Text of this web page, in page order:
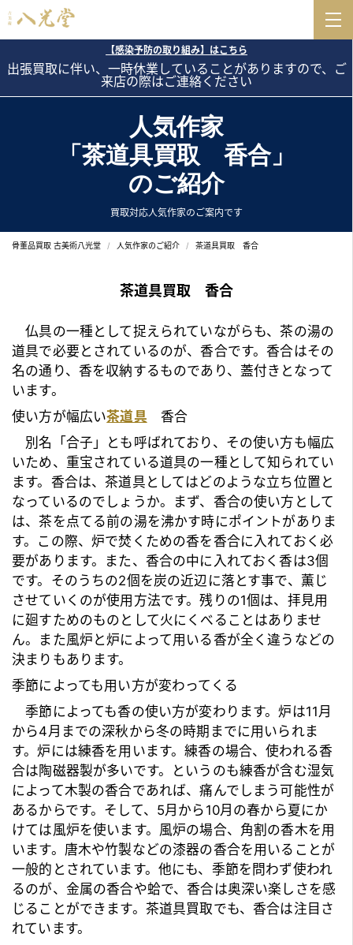
【感染予防の取り組み】はこちら
出張買取に伴い、一時休業していることがありますので、ご
来店の際はご連絡ください
人気作家
「茶道具買取 香合」
のご紹介
買取対応人気作家のご案内です
骨董品買取 古美術八光堂 人気作家のご紹介 茶道具買取 香合
茶道具買取 香合
仏具の一種として捉えられていながらも、茶の湯の
道具で必要とされているのが、香合です。香合はその
名の通り、香を収納するものであり、蓋付きとなって
います。
使い方が幅広い茶道具 香合
別名「合子」とも呼ばれており、その使い方も幅広
いため、重宝されている道具の一種として知られてい
ます。香合は、茶道具 としてはどのような立ち位置と
なっているのでしょうか。まず、香合の使い方として
は、茶を点てる前の湯を沸かす時にポイントがありま
す。この際、炉で焚くための香を香合に入れておく必
要があります。また、香合の中に入れておく香は3個
です。そのうちの2個を炭の近辺に落とす事で、薫じ
させていくのが使用方法です。残りの1個は、拝見用
に廻すためのものとして火にくべることはありませ
ん。また風炉と炉によって用いる香が全く違うなどの
決まりもあります。
季節によっても用い方が変わってくる
季節によっても香の使い方が変わります。炉は11月
から4月までの深秋から冬の時期までに用いられま
す。炉には練香を用います。練香の場合、使われる香
合は陶磁器製が多いです。というのも練香が含む湿気
によって木製の香合であれば、痛んでしまう可能性が
あるからです。そして、5月から10月の春から夏にか
けては風炉を使います。風炉の場合、角割の香木を用
います。唐木や竹製などの漆器の香合を用いることが
一般的とされています。他にも、季節を問わず使われ
るのが、金属の香合や蛤で、香合は奥深い楽しさを感
じることができます。 茶道具買取でも、香合は注目さ
れています。